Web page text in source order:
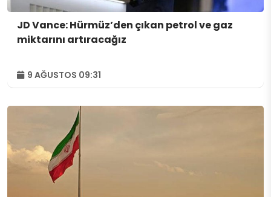
JD Vance: Hürmüz’den çıkan petrol ve gaz
miktarını artıracağız
9 AĞUSTOS 09:31